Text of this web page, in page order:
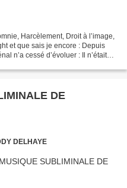
Harcèlement, Droit à l’image,
et que sais je encore : Depuis
n’a cessé d’évoluer : Il n’était
DE
DELHAYE